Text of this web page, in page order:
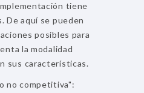
tiene
De aquí se pueden
posibles para
la modalidad
sus características.
no competitiva":